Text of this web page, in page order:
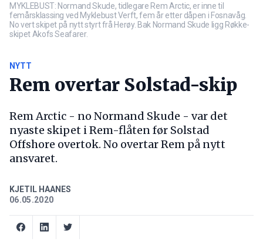
MYKLEBUST: Normand Skude, tidlegare Rem Arctic, er inne til
femårsklassing ved Myklebust Verft, fem år etter dåpen i Fosnavåg.
No vert skipet på nytt styrt frå Herøy. Bak Normand Skude ligg Røkke-
skipet Akofs Seafarer.
NYTT
Rem overtar Solstad-skip
Rem Arctic - no Normand Skude - var det
nyaste skipet i Rem-flåten før Solstad
Offshore overtok. No overtar Rem på nytt
ansvaret.
KJETIL HAANES
06.05.2020